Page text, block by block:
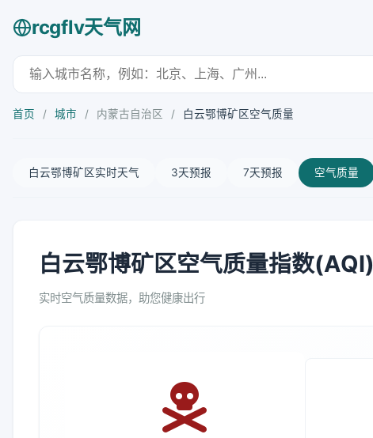
rcgflv天气网
首页 / 城市 / 内蒙古自治区 / 白云鄂博矿区空气质量
白云鄂博矿区实时天气 3天预报 7天预报 空气质量
白云鄂博矿区空气质量指数(AQI)
实时空气质量数据，助您健康出行